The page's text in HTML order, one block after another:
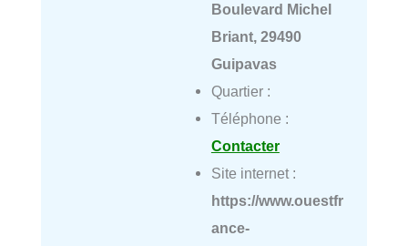
Boulevard Michel
Briant, 29490
Guipavas
Quartier :
Téléphone :
Contacter
Site internet :
https://www.ouestfr
ance-